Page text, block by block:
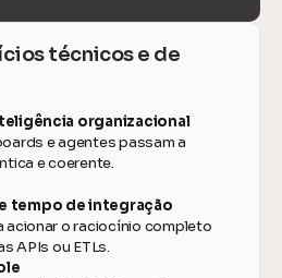
técnicos e de
organizacional
e agentes passam a
e coerente.
tempo de integração
acionar o raciocínio completo
APIs ou ETLs.